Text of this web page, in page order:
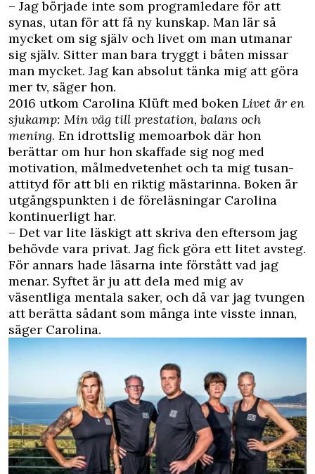
– Jag började inte som programledare för att
synas, utan för att få ny kunskap. Man lär så
mycket om sig själv och livet om man utmanar
sig själv. Sitter man bara tryggt i båten missar
man mycket. Jag kan absolut tänka mig att göra
mer tv, säger hon.
2016 utkom Carolina Klüft med boken Livet är en
sjukamp: Min väg till prestation, balans och
mening. En idrottslig memoarbok där hon
berättar om hur hon skaffade sig nog med
motivation, målmedvetenhet och ta mig tusan-
attityd för att bli en riktig mästarinna. Boken är
utgångspunkten i de föreläsningar Carolina
kontinuerligt har.
– Det var lite läskigt att skriva den eftersom jag
behövde vara privat. Jag fick göra ett litet avsteg.
För annars hade läsarna inte förstått vad jag
menar. Syftet är ju att dela med mig av
väsentliga mentala saker, och då var jag tvungen
att berätta sådant som många inte visste innan,
säger Carolina.